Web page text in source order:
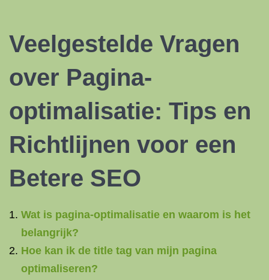
Veelgestelde Vragen
over Pagina-
optimalisatie: Tips en
Richtlijnen voor een
Betere SEO
Wat is pagina-optimalisatie en waarom is het
belangrijk?
Hoe kan ik de title tag van mijn pagina
optimaliseren?